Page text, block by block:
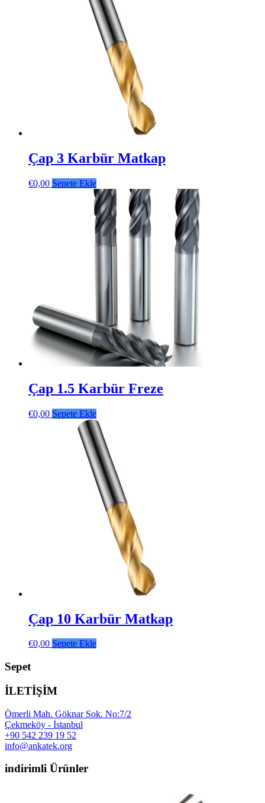
Çap 3 Karbür Matkap
€0,00 Sepete Ekle
Çap 1.5 Karbür Freze
€0,00 Sepete Ekle
Çap 10 Karbür Matkap
€0,00 Sepete Ekle
Sepet
İLETİŞİM
Ömerli Mah. Göknar Sok. No:7/2
Çekmeköy - İstanbul
+90 542 239 19 52
info@ankatek.org
indirimli Ürünler